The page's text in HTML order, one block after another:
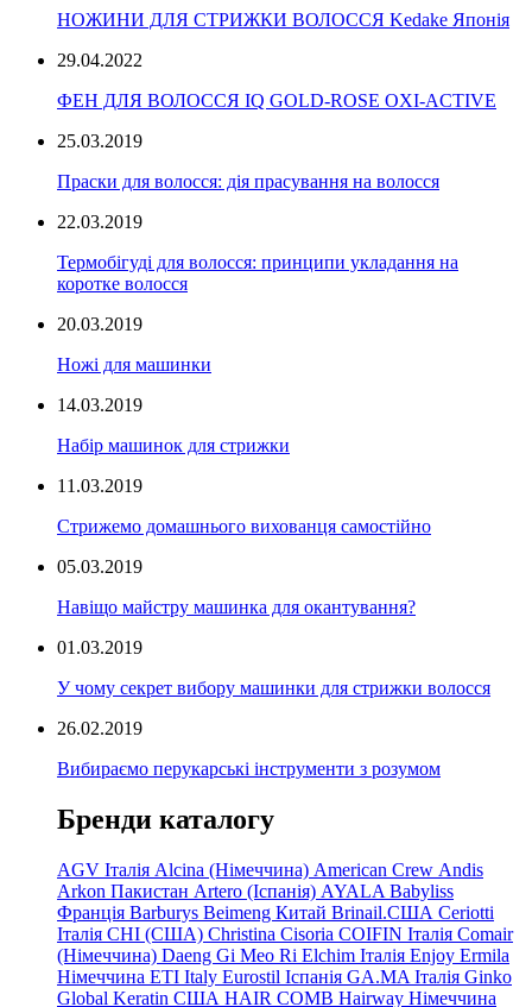
НОЖИНИ ДЛЯ СТРИЖКИ ВОЛОССЯ Kedake Японія
29.04.2022
ФЕН ДЛЯ ВОЛОССЯ IQ GOLD-ROSE OXI-ACTIVE
25.03.2019
Праски для волосся: дія прасування на волосся
22.03.2019
Термобігуді для волосся: принципи укладання на
коротке волосся
20.03.2019
Ножі для машинки
14.03.2019
Набір машинок для стрижки
11.03.2019
Стрижемо домашнього вихованця самостійно
05.03.2019
Навіщо майстру машинка для окантування?
01.03.2019
У чому секрет вибору машинки для стрижки волосся
26.02.2019
Вибираємо перукарські інструменти з розумом
Бренди каталогу
AGV Італія Alcina (Німеччина) American Crew Andis
Arkon Пакистан Artero (Іспанія) AYALA Babyliss
Франція Barburys Beimeng Китай Brinail.США Ceriotti
Італія CHI (США) Christina Cisoria COIFIN Італія Comair
(Німеччина) Daeng Gi Meo Ri Elchim Італія Enjoy Ermila
Німеччина ETI Italy Eurostil Іспанія GA.MA Італія Ginko
Global Keratin США HAIR COMB Hairway Німеччина